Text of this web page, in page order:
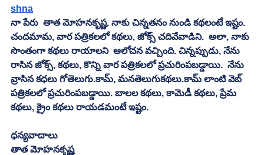
shna
నా పేరు  తాత మోహనకృష్ణ. నాకు చిన్నతనం నుండి కథలంటే ఇష్టం.
చందమామ, వార పత్రికలలో కథలు, జోక్స్ చదివేవాడిని.  అలా, నాకు
సొంతంగా కథలు రాయాలని  ఆలోచన వచ్చింది. చిన్నప్పుడు, నేను
రాసిన జోక్స్, కథలు, కొన్ని వార పత్రికలలో ప్రచురింపబడ్డాయి.  నేను
వ్రాసిన కధలు గోతెలుగు.కామ్, మనతెలుగుకథలు.కామ్ లాంటి వెబ్
పత్రికలలో ప్రచురింపబడ్డాయి. బాలల కథలు, కామెడీ కథలు, ప్రేమ
కథలు, క్రైం కథలు రాయడమంటే ఇష్టం.
ధన్యవాదాలు
తాత మోహనకృష్ణ